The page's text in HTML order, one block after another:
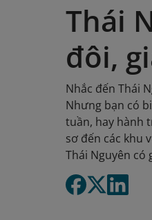
Thái
đôi,
Nhắc đến Thái
Nhưng bạn có
tuần, hay hành
sơ đến các khu
Thái Nguyên có